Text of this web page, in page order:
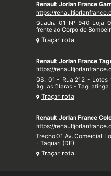
Renault Jorlan France
https://
Quadra 01 Nº 940 Loja
frente ao Corpo de
Traçar rota
Renault Jorlan France
https://
QS. 01 - Rua 212 - Lotes
Águas Claras - Taguatinga
Traçar rota
Renault Jorlan France
https://
Trecho 01 Av. Comercial
- Taquari (DF)
Traçar rota